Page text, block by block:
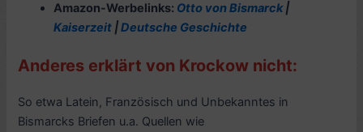
Amazon-Werbelinks: Otto von Bismarck|
Kaiserzeit |Deutsche Geschichte
Anderes erklärt von Krockow nicht:
So etwa Latein, Französisch und Unbekanntes in
Bismarcks Briefen u.a. Quellen wie